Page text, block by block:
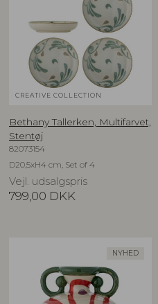
CREATIVE COLLECTION
Bethany Tallerken, Multifarvet,
Stentøj
82073154
D20,5xH4 cm, Set of 4
Vejl. udsalgspris
799,00 DKK
NYHED